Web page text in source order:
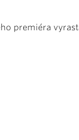
premiéra